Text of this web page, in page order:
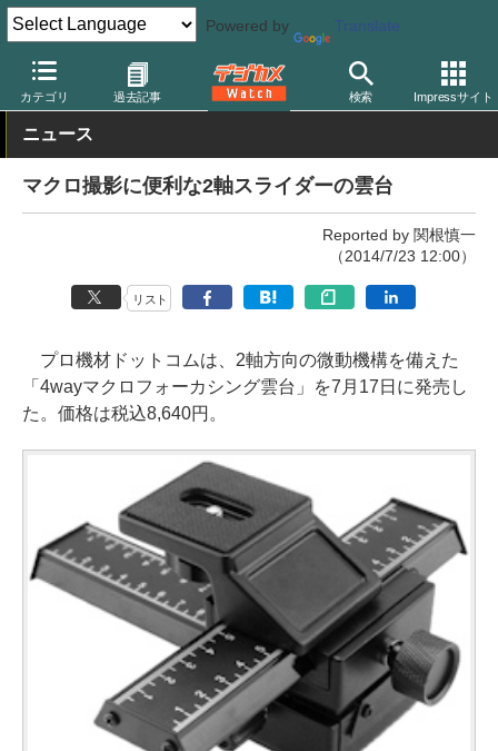
Powered by Translate
カテゴリ 過去記事 検索 Impressサイト
デジカメ Watch 撮影用品 三脚/一脚/雲台 その他
ニュース
マクロ撮影に便利な2軸スライダーの雲台
Reported by 関根慎一
（2014/7/23 12:00）
リスト
プロ機材ドットコムは、2軸方向の微動機構を備えた
「4wayマクロフォーカシング雲台」を7月17日に発売し
た。価格は税込8,640円。